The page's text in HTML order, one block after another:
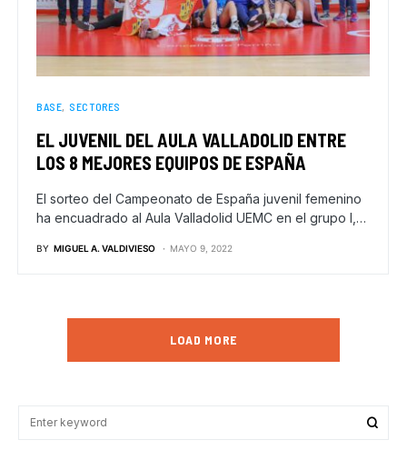
BASE SECTORES
EL JUVENIL DEL AULA VALLADOLID ENTRE
LOS 8 MEJORES EQUIPOS DE ESPAÑA
El sorteo del Campeonato de España juvenil femenino
ha encuadrado al Aula Valladolid UEMC en el grupo I,…
BY MIGUEL A. VALDIVIESO MAYO 9, 2022
LOAD MORE